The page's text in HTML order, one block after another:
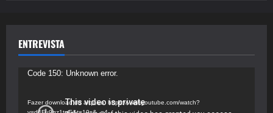
ENTREVISTA
Tocador
vídeo
Code 150: Unknown error.
Fazer download do arquivo: https://www.youtube.com/watch?